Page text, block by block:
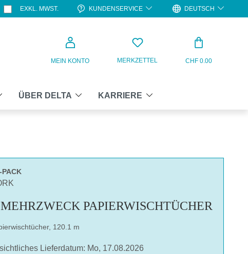
EXKL. MWST. KUNDENSERVICE DEUTSCH
MEIN KONTO MERKZETTEL CHF 0.00
ÜBER DELTA KARRIERE
PAPIERWISCHTÜCHER
120.1 m
Lieferdatum: Mo, 17.08.2026